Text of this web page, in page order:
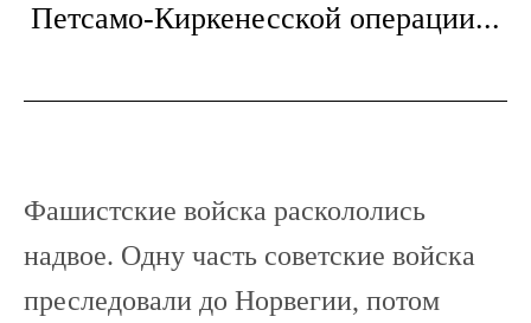
Петсамо-Киркенесской операции...
Фашистские войска раскололись
надвое. Одну часть советские войска
преследовали до Норвегии, потом